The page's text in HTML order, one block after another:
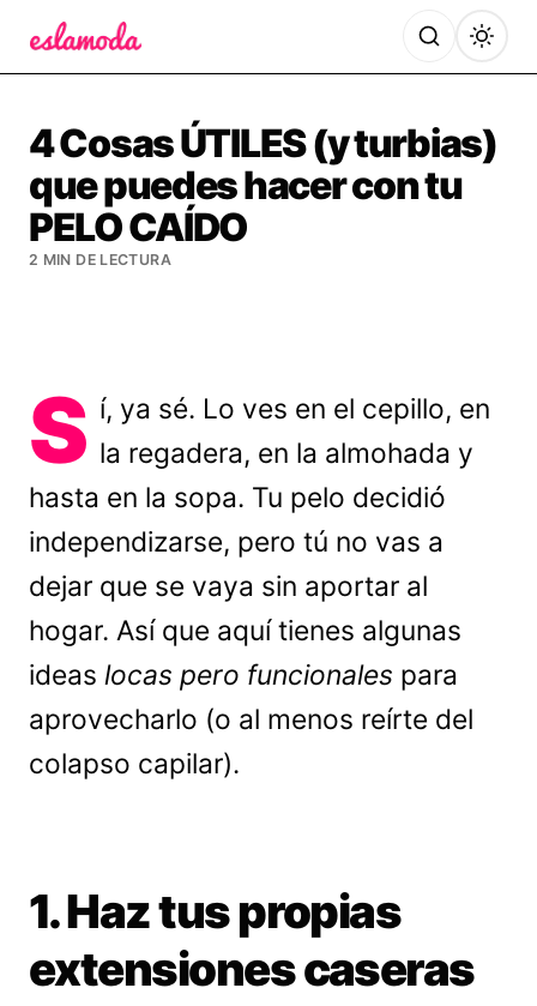
4 Cosas ÚTILES (y turbias)
que puedes hacer con tu
PELO CAÍDO
2 MIN DE LECTURA
S í, ya sé. Lo ves en el cepillo, en
la regadera, en la almohada y
hasta en la sopa. Tu pelo decidió
independizarse, pero tú no vas a
dejar que se vaya sin aportar al
hogar. Así que aquí tienes algunas
ideas locas pero funcionales para
aprovecharlo (o al menos reírte del
colapso capilar).
1. Haz tus propias
extensiones caseras